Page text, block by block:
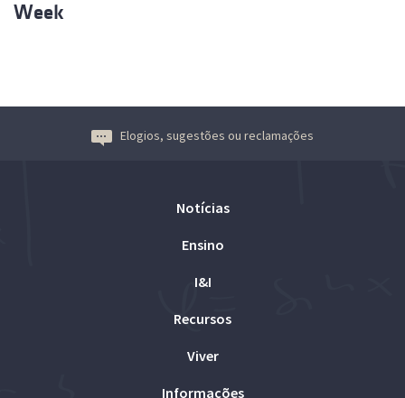
Week
Elogios, sugestões ou reclamações
Notícias
Ensino
I&I
Recursos
Viver
Informações